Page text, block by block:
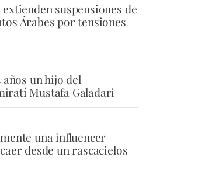
suspensiones de
Árabes por tensiones
años un hijo del
Mustafa Galadari
una influencer
desde un rascacielos